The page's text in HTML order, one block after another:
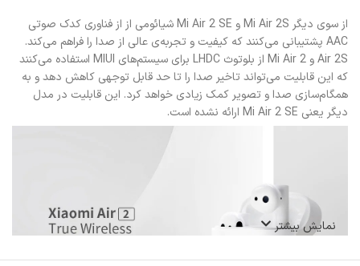
از سوی دیگر Mi Air 2S و Mi Air 2 SE شیائومی از از فناوری کدک صوتی
AAC پشتیبانی می‌کنند که کیفیت و تجربه‌ی عالی از صدا را فراهم می‌کند.
Air 2S و Mi Air 2 از بلوتوث LHDC برای سیستم‌های MIUI استفاده می‌کنند
که این قابلیت می‌تواند تاخیر صدا را تا حد قابل توجهی کاهش دهد و به
همگام‌سازی صدا و تصویر کمک زیادی خواهد کرد. این قابلیت در مدل
دیگر یعنی Mi Air 2 SE ارائه نشده است.
نمایش بیشتر